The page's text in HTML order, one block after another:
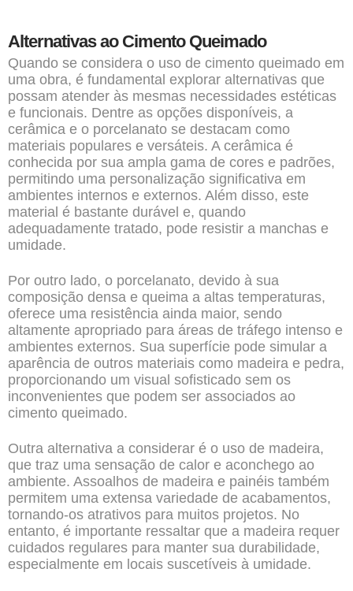
Alternativas ao Cimento Queimado
Quando se considera o uso de cimento queimado em
uma obra, é fundamental explorar alternativas que
possam atender às mesmas necessidades estéticas
e funcionais. Dentre as opções disponíveis, a
cerâmica e o porcelanato se destacam como
materiais populares e versáteis. A cerâmica é
conhecida por sua ampla gama de cores e padrões,
permitindo uma personalização significativa em
ambientes internos e externos. Além disso, este
material é bastante durável e, quando
adequadamente tratado, pode resistir a manchas e
umidade.
Por outro lado, o porcelanato, devido à sua
composição densa e queima a altas temperaturas,
oferece uma resistência ainda maior, sendo
altamente apropriado para áreas de tráfego intenso e
ambientes externos. Sua superfície pode simular a
aparência de outros materiais como madeira e pedra,
proporcionando um visual sofisticado sem os
inconvenientes que podem ser associados ao
cimento queimado.
Outra alternativa a considerar é o uso de madeira,
que traz uma sensação de calor e aconchego ao
ambiente. Assoalhos de madeira e painéis também
permitem uma extensa variedade de acabamentos,
tornando-os atrativos para muitos projetos. No
entanto, é importante ressaltar que a madeira requer
cuidados regulares para manter sua durabilidade,
especialmente em locais suscetíveis à umidade.